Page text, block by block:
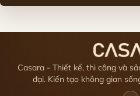
Casara - Thiết kế, thi công và
đại. Kiến tạo không gian